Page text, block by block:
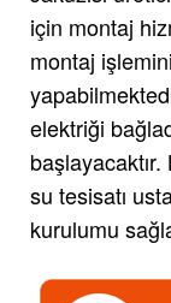
için montaj
montaj
elektriği
su tesisatı
kurulumu